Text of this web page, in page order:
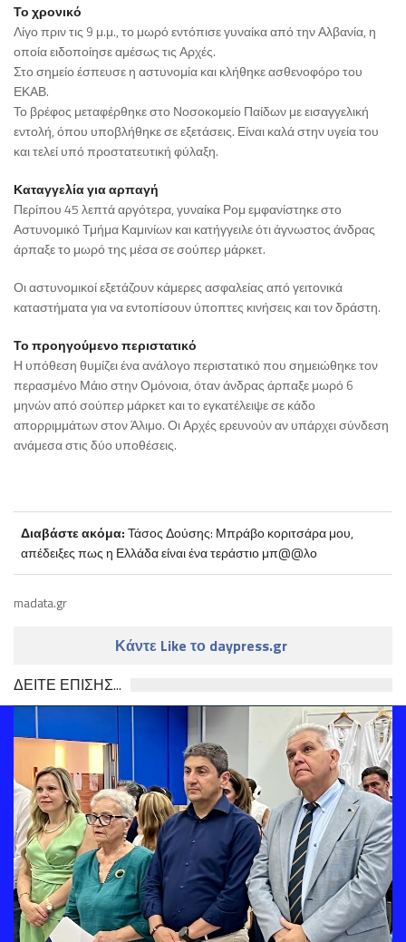
Το χρονικό
Λίγο πριν τις 9 μ.μ., το μωρό εντόπισε γυναίκα από την Αλβανία, η
οποία ειδοποίησε αμέσως τις Αρχές.
Στο σημείο έσπευσε η αστυνομία και κλήθηκε ασθενοφόρο του
ΕΚΑΒ.
Το βρέφος μεταφέρθηκε στο Νοσοκομείο Παίδων με εισαγγελική
εντολή, όπου υποβλήθηκε σε εξετάσεις. Είναι καλά στην υγεία του
και τελεί υπό προστατευτική φύλαξη.
Καταγγελία για αρπαγή
Περίπου 45 λεπτά αργότερα, γυναίκα Ρομ εμφανίστηκε στο
Αστυνομικό Τμήμα Καμινίων και κατήγγειλε ότι άγνωστος άνδρας
άρπαξε το μωρό της μέσα σε σούπερ μάρκετ.
Οι αστυνομικοί εξετάζουν κάμερες ασφαλείας από γειτονικά
καταστήματα για να εντοπίσουν ύποπτες κινήσεις και τον δράστη.
Το προηγούμενο περιστατικό
Η υπόθεση θυμίζει ένα ανάλογο περιστατικό που σημειώθηκε τον
περασμένο Μάιο στην Ομόνοια, όταν άνδρας άρπαξε μωρό 6
μηνών από σούπερ μάρκετ και το εγκατέλειψε σε κάδο
απορριμμάτων στον Άλιμο. Οι Αρχές ερευνούν αν υπάρχει σύνδεση
ανάμεσα στις δύο υποθέσεις.
Διαβάστε ακόμα:Τάσος Δούσης: Μπράβο κοριτσάρα μου,
απέδειξες πως η Ελλάδα είναι ένα τεράστιο μπ@@λο
madata.gr
Κάντε Like το daypress.gr
ΔΕΙΤΕ ΕΠΙΣΗΣ...